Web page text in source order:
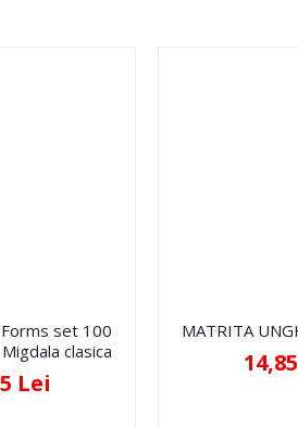
set 100
clasica
Lei
MATRITA